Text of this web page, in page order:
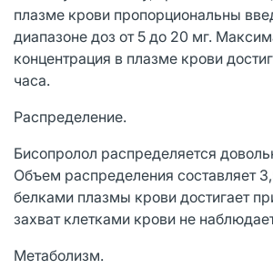
плазме крови пропорциональны
диапазоне доз от 5 до 20 мг.
концентрация в плазме крови
часа.
Распределение.
Бисопролол распределяется
Объем распределения составляет
белками плазмы крови достигает
захват клетками крови не
Метаболизм.